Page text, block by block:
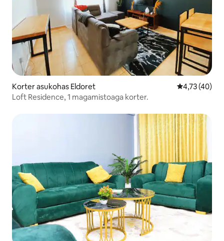
Korter asukohas Eldoret Keskmine
4,73 (40)
Loft Residence, 1 magamistoaga korter.